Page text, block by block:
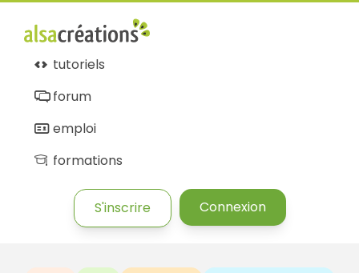
tutoriels
forum
emploi
formations
S'inscrire Connexion